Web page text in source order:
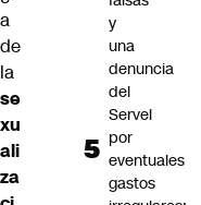
a
de
la
se
xu
ali
za
y
una
denuncia
del
Servel
por
eventuales
gastos